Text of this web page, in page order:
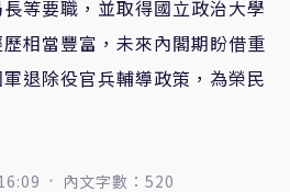
等要職，並取得國立政治大學
相當豐富，未來內閣期盼借重
退除役官兵輔導政策，為榮民
內文字數：520